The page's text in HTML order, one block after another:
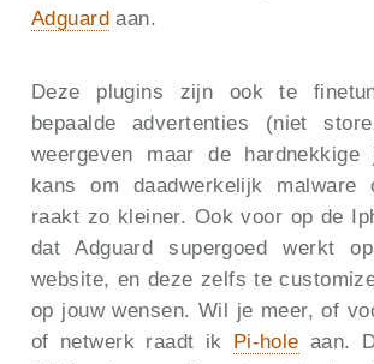
Adguard aan.
Deze plugins zijn ook te
bepaalde advertenties (niet
weergeven maar de
kans om daadwerkelijk malware
raakt zo kleiner. Ook voor op de
dat Adguard supergoed werkt
website, en deze zelfs te
op jouw wensen. Wil je meer, of
of netwerk raadt ik Pi-hole aan.